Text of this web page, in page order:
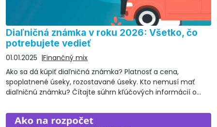
Diaľničná známka v roku 2026: Všetko, čo
potrebujete vedieť
01.01.2025
Finančný mix
Ako sa dá kúpiť diaľničná známka? Platnosť a cena,
spoplatnené úseky, rozostavané úseky. Kto nemusí mať
diaľničnú známku? Čítajte súhrn kľúčových informácií o